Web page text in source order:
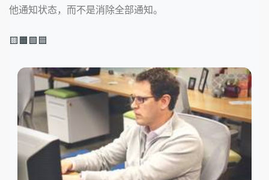
他通知状态，而不是消除全部通知。
🟨🟧🟩🟦